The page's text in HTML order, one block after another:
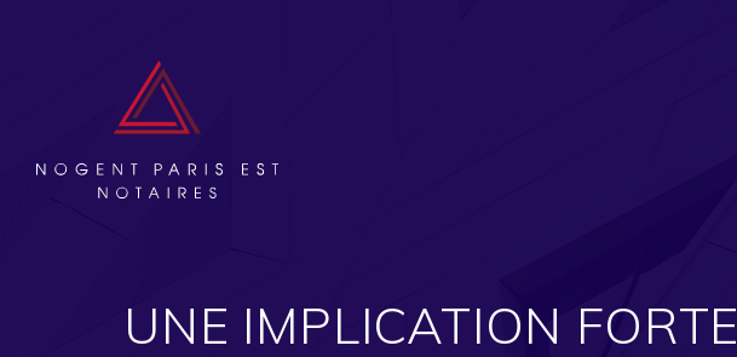
UNE IMPLICATION FORTE